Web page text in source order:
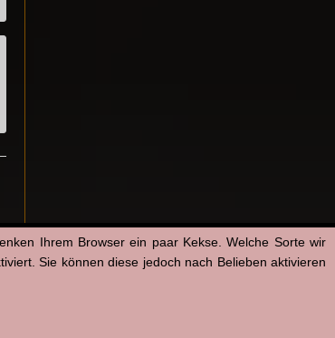
Ihrem Browser ein paar Kekse. Welche Sorte wir
Sie können diese jedoch nach Belieben aktivieren